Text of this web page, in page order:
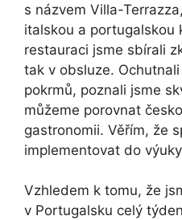
s názvem Villa-
italskou a portugalskou
restauraci jsme sbírali
tak v obsluze.
pokrmů, poznali jsme
můžeme porovnat
gastronomii. Věřím, že
implementovat do
Vzhledem k tomu, že
v Portugalsku celý